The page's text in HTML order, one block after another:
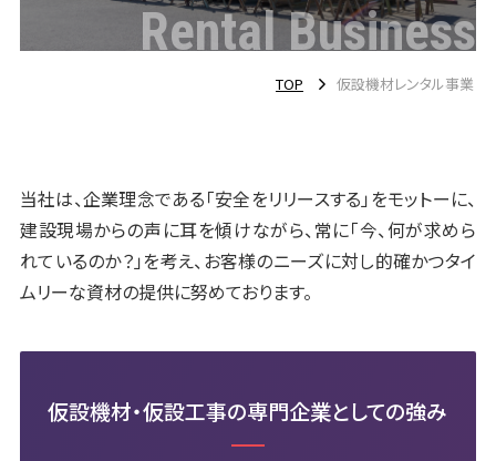
仮設資材レンタル発注表ダウンロード
社員インタビュー（倉庫資材管理・配車）
お問い合わせ
Instagram
Rental Business
TOP 仮設機材レンタル事業
当社は、企業理念である「安全をリリースする」をモットーに、
建設現場からの声に耳を傾けながら、常に「今、何が求めら
れているのか？」を考え、お客様のニーズに対し的確かつタイ
ムリーな資材の提供に努めております。
仮設機材・仮設工事の専門企業としての強み